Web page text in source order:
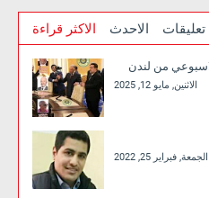
الاكثر قراءة الاحدث تعليقات
الاثنين, مايو 12, 2025
الجمعة, فبراير 25, 2022